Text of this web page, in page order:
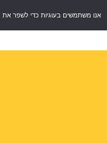
אנו משתמשים בעוגיות כדי לשפר